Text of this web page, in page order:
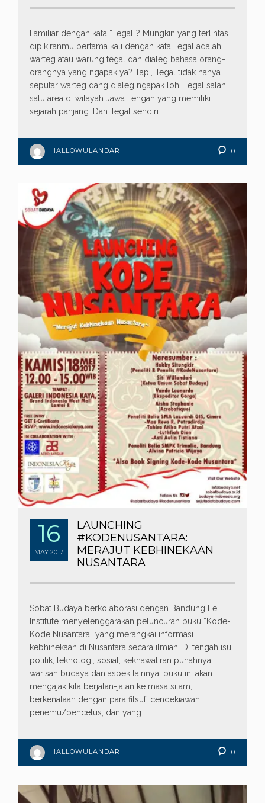
Familiar dengan kata “Tegal”? Mungkin yang terlintas
dipikiranmu pertama kali dengan kata Tegal adalah
warteg atau warung tegal dan dialeg bahasa orang-
orangnya yang ngapak ya? Tapi, Tegal tidak hanya
seputar warteg dang dialeg ngapak loh. Tegal salah
satu area di wilayah Jawa Tengah yang memiliki
sejarah panjang. Dan Tegal sendiri
HALLOWULANDARI 0
16
MAY 2017
LAUNCHING
#KODENUSANTARA:
MERAJUT KEBHINEKAAN
NUSANTARA
Sobat Budaya berkolaborasi dengan Bandung Fe
Institute menyelenggarakan peluncuran buku “Kode-
Kode Nusantara” yang merangkai informasi
kebhinekaan di Nusantara secara ilmiah. Di tengah isu
politik, teknologi, sosial, kekhawatiran punahnya
warisan budaya dan aspek lainnya, buku ini akan
mengajak kita berjalan-jalan ke masa silam,
berkenalaan dengan para filsuf, cendekiawan,
penemu/pencetus, dan yang
HALLOWULANDARI 0